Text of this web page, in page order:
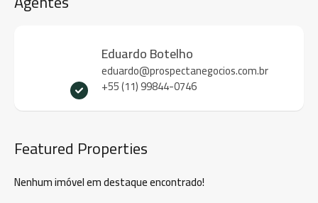
Eduardo Botelho
eduardo@prospectanegocios.com.br
+55 (11) 99844-0746
Featured Properties
Nenhum imóvel em destaque encontrado!